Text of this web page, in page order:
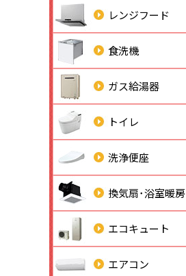
レンジフード
食洗機
ガス給湯器
トイレ
洗浄便座
換気扇･浴室暖房
エコキュート
エアコン